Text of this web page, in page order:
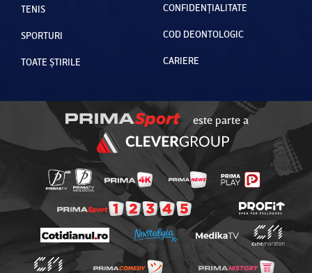
TENIS
SPORTURI
TOATE ȘTIRILE
CONFIDENȚIALITATE
COD DEONTOLOGIC
CARIERE
este parte a